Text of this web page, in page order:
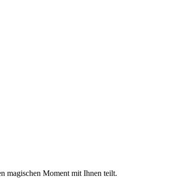
magischen Moment mit Ihnen teilt.